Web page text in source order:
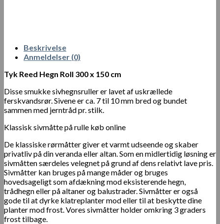
Beskrivelse
Anmeldelser (0)
Tyk Reed Hegn Roll 300 x 150 cm
Disse smukke sivhegnsruller er lavet af uskrællede
ferskvandsrør. Sivene er ca. 7 til 10 mm bred og bundet
sammen med jerntråd pr. stilk.
Klassisk sivmåtte på rulle køb online
De klassiske rørmåtter giver et varmt udseende og skaber
privatliv på din veranda eller altan. Som en midlertidig løsning er
sivmåtten særdeles velegnet på grund af dens relativt lave pris.
Sivmåtter kan bruges på mange måder og bruges
hovedsageligt som afdækning mod eksisterende hegn,
trådhegn eller på altaner og balustrader. Sivmåtter er også
gode til at dyrke klatreplanter mod eller til at beskytte dine
planter mod frost. Vores sivmåtter holder omkring 3 graders
frost tilbage.